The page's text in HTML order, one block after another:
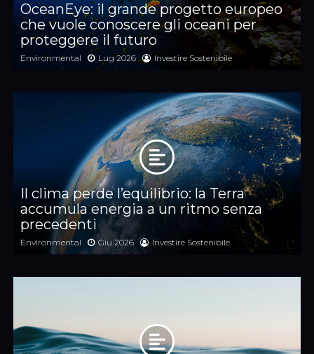
OceanEye: il grande progetto europeo
che vuole conoscere gli oceani per
proteggere il futuro
Environmental Lug 2026 Investire Sostenibile
Il clima perde l’equilibrio: la Terra
accumula energia a un ritmo senza
precedenti
Environmental Giu 2026 Investire Sostenibile